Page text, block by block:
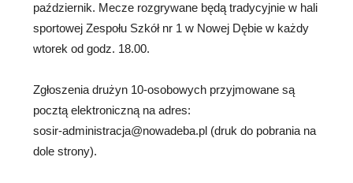
październik. Mecze rozgrywane będą tradycyjnie w hali
sportowej Zespołu Szkół nr 1 w Nowej Dębie w każdy
wtorek od godz. 18.00.
Zgłoszenia drużyn 10-osobowych przyjmowane są
pocztą elektroniczną na adres:
sosir-administracja@nowadeba.pl (druk do pobrania na
dole strony).